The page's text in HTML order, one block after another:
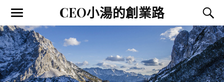
CEO小湯的創業路